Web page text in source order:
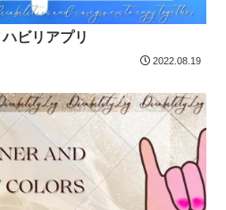
ビリアプリ
2022.08.19